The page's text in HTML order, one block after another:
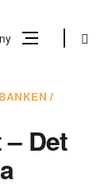
Sök
/
Det